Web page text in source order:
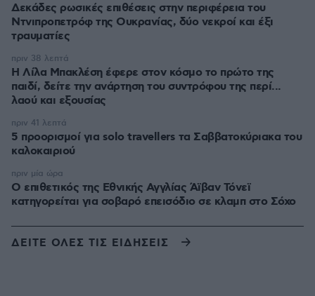
Δεκάδες ρωσικές επιθέσεις στην περιφέρεια του
Ντνιπροπετρόφ της Ουκρανίας, δύο νεκροί και έξι
τραυματίες
Η Λίλα Μπακλέση έφερε στον κόσμο το πρώτο της
παιδί, δείτε την ανάρτηση του συντρόφου της περί...
λαού και εξουσίας
πριν 38 λεπτά
5 προορισμοί για solo travellers τα Σαββατοκύριακα του
καλοκαιριού
πριν 41 λεπτά
Ο επιθετικός της Εθνικής Αγγλίας Άϊβαν Τόνεϊ
κατηγορείται για σοβαρό επεισόδιο σε κλαμπ στο Σόχο
πριν μία ώρα
ΔΕΙΤΕ ΟΛΕΣ ΤΙΣ ΕΙΔΗΣΕΙΣ